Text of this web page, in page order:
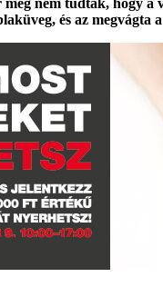
nem tudták, hogy
és az megvágta a